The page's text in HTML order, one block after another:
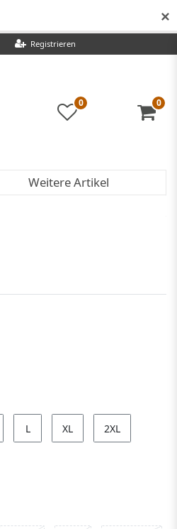
Registrieren
0 0
Weitere Artikel
L XL 2XL
✕